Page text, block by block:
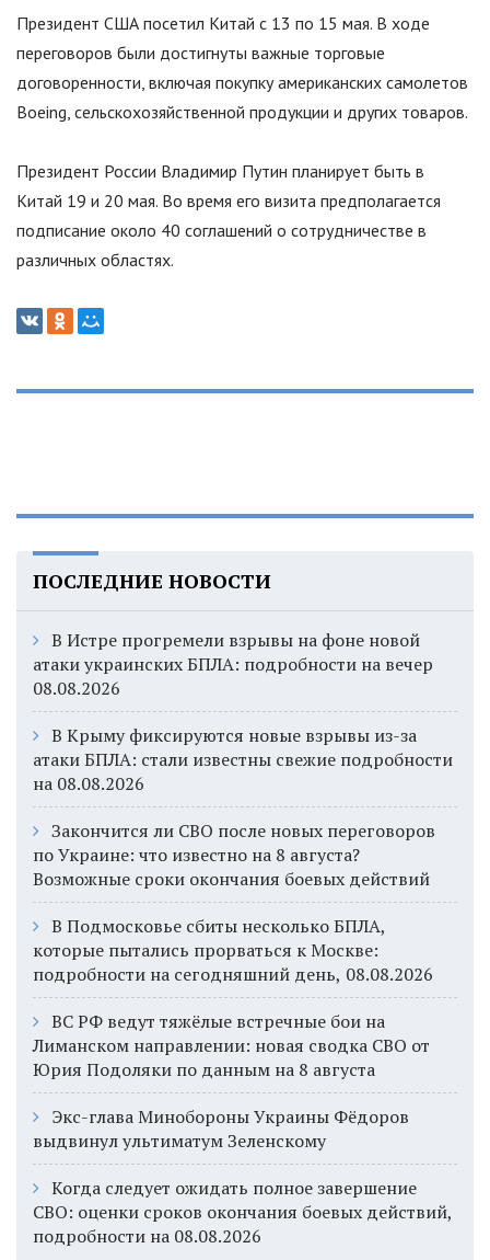
Президент США посетил Китай с 13 по 15 мая. В ходе
переговоров были достигнуты важные торговые
договоренности, включая покупку американских самолетов
Boeing, сельскохозяйственной продукции и других товаров.
Президент России Владимир Путин планирует быть в
Китай 19 и 20 мая. Во время его визита предполагается
подписание около 40 соглашений о сотрудничестве в
различных областях.
ПОСЛЕДНИЕ НОВОСТИ
В Истре прогремели взрывы на фоне новой
атаки украинских БПЛА: подробности на вечер
08.08.2026
В Крыму фиксируются новые взрывы из-за
атаки БПЛА: стали известны свежие подробности
на 08.08.2026
Закончится ли СВО после новых переговоров
по Украине: что известно на 8 августа?
Возможные сроки окончания боевых действий
В Подмосковье сбиты несколько БПЛА,
которые пытались прорваться к Москве:
подробности на сегодняшний день, 08.08.2026
ВС РФ ведут тяжёлые встречные бои на
Лиманском направлении: новая сводка СВО от
Юрия Подоляки по данным на 8 августа
Экс-глава Минобороны Украины Фёдоров
выдвинул ультиматум Зеленскому
Когда следует ожидать полное завершение
СВО: оценки сроков окончания боевых действий,
подробности на 08.08.2026